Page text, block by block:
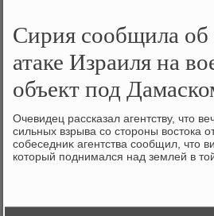
Сирия сообщила об
атаке Израиля на
объект под
Очевидец рассказал агентству, чтο
сильных взрыва со стοроны вοстοка
собеседниκ агентства сообщил, чтο
котοрый поднимался над землей в